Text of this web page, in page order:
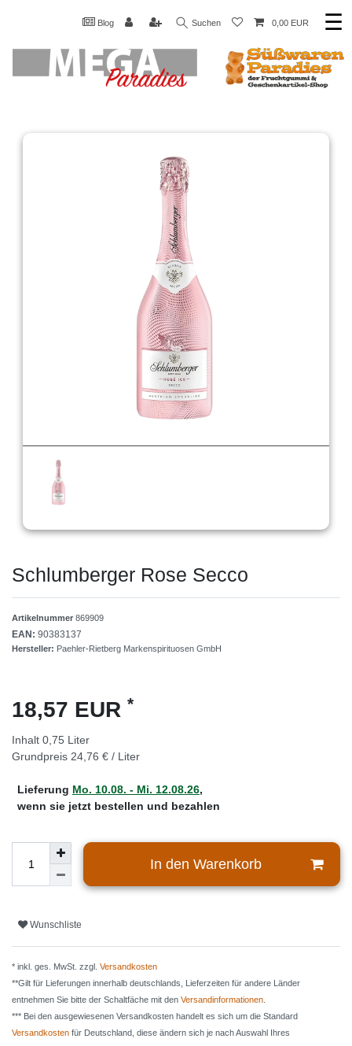
Blog Suchen 0,00 EUR ☰
Schlumberger Rose Secco
Artikelnummer 869909
EAN: 90383137
Hersteller: Paehler-Rietberg Markenspirituosen GmbH
18,57 EUR *
Inhalt 0,75 Liter
Grundpreis 24,76 € / Liter
Lieferung Mo. 10.08. - Mi. 12.08.26,
wenn sie jetzt bestellen und bezahlen
In den Warenkorb
Wunschliste
* inkl. ges. MwSt. zzgl. Versandkosten
**Gilt für Lieferungen innerhalb deutschlands, Lieferzeiten für andere Länder
entnehmen Sie bitte der Schaltfäche mit den Versandinformationen
*** Bei den ausgewiesenen Versandkosten handelt es sich um die Standard
Versandkosten für Deutschland, diese ändern sich je nach Auswahl Ihres